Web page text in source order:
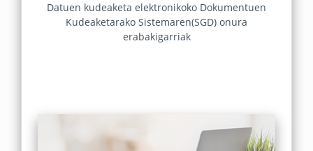
Datuen kudeaketa elektronikoko Dokumentuen
Kudeaketarako Sistemaren(SGD) onura
erabakigarriak